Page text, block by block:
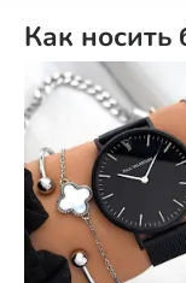
Как носить